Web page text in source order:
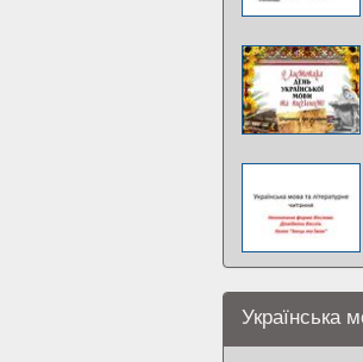
Українська